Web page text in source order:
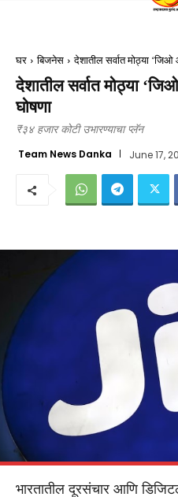
घर बिजनेस देशातील सर्वात मोठ्या
देशातील सर्वात मोठ्या
घोषणा
₹३४ हजार कोटी उभारण्याचा प्लॅन
Team News Danka June 17,
भारतातील दूरसंचार आणि